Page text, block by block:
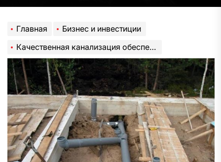
Главная
Бизнес и инвестиции
Качественная канализация обеспечит комфортные условия проживания